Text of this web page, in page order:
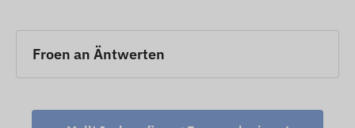
Froen an Äntwerten